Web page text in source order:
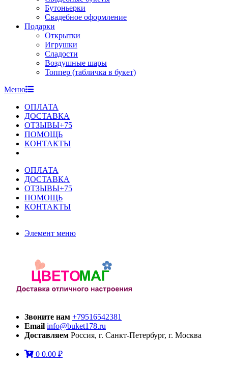
Бутоньерки
Свадебное оформление
Подарки
Открытки
Игрушки
Сладости
Воздушные шары
Топпер (табличка в букет)
Меню
ОПЛАТА
ДОСТАВКА
ОТЗЫВЫ+75
ПОМОЩЬ
КОНТАКТЫ
ОПЛАТА
ДОСТАВКА
ОТЗЫВЫ+75
ПОМОЩЬ
КОНТАКТЫ
Элемент меню
Звоните нам +79516542381
Email info@buket178.ru
Доставляем Россия, г. Санкт-Петербург, г. Москва
0 0.00 ₽